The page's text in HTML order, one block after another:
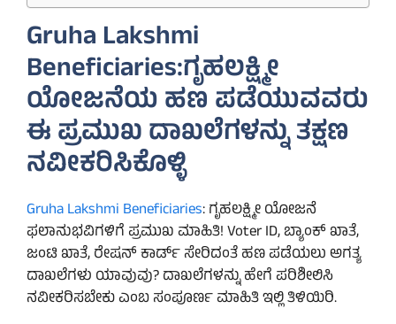
Gruha Lakshmi
Beneficiaries:ಗೃಹಲಕ್ಷ್ಮೀ
ಯೋಜನೆಯ ಹಣ ಪಡೆಯುವವರು
ಈ ಪ್ರಮುಖ ದಾಖಲೆಗಳನ್ನು ತಕ್ಷಣ
ನವೀಕರಿಸಿಕೊಳ್ಳಿ
Gruha Lakshmi Beneficiaries: ಗೃಹಲಕ್ಷ್ಮೀ ಯೋಜನೆ
ಫಲಾನುಭವಿಗಳಿಗೆ ಪ್ರಮುಖ ಮಾಹಿತಿ! Voter ID, ಬ್ಯಾಂಕ್ ಖಾತೆ,
ಜಂಟಿ ಖಾತೆ, ರೇಷನ್ ಕಾರ್ಡ್ ಸೇರಿದಂತೆ ಹಣ ಪಡೆಯಲು ಅಗತ್ಯ
ದಾಖಲೆಗಳು ಯಾವುವು? ದಾಖಲೆಗಳನ್ನು ಹೇಗೆ ಪರಿಶೀಲಿಸಿ
ನವೀಕರಿಸಬೇಕು ಎಂಬ ಸಂಪೂರ್ಣ ಮಾಹಿತಿ ಇಲ್ಲಿ ತಿಳಿಯಿರಿ.